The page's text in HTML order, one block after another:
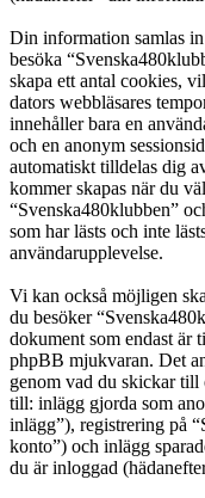
Din information samlas
besöka
skapa ett antal cookies,
dators webbläsares
innehåller bara en
och en anonym
automatiskt tilldelas dig
kommer skapas när du
“Svenska480klubben”
som har lästs och inte
användarupplevelse.
Vi kan också möjligen
du besöker
dokument som endast är
phpBB mjukvaran. Det
genom vad du skickar till
till: inlägg gjorda som
inlägg”), registrering på
konto”) och inlägg
du är inloggad